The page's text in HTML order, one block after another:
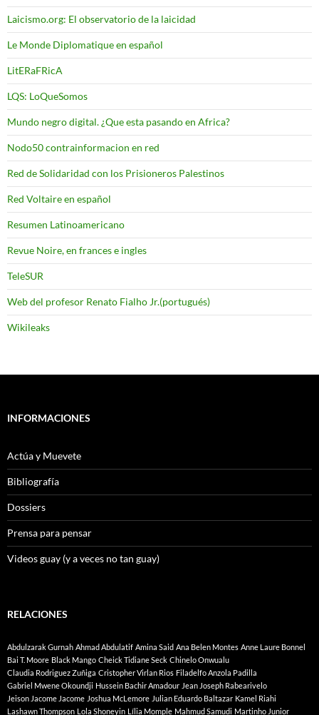
Laicismo.org: El observatorio de la laicidad
Le Monde Diplomatique en español
LitERaFRicA
LQS: LoQueSomos
Mundo negro digital. ¿Que esta pasando en Africa?
Nodo50 contrainformacion en red
Red de Solidaridad con los Prisioneros Palestinos
Red Voltaire en español
Resumen Latinoamericano
Revue Noire, en frances e ingles
TeleSUR
Web del profesor Renato Fialho Jr.(portugués)
Wikileaks
INFORMACIONES
Actúa y Muevete
Bibliografía
Dossiers
Prensa para pensar
Videos guay (y a veces no tan guay)
RELACIONES
Abdulzarak Gurnah Ahmad Abdulatif Amina Said Ana Belen Montes Anne Laure Bonnel
Bai T. Moore Black Mango Cheick Tidiane Seck Chinelo Onwualu
Claudia Rodriguez Zuñiga Cristopher Virlan Rios Filadelfo Anzola Padilla
Gabriel Mwene Okoundji Hussein Bachir Amadour Jean Joseph Rabearivelo
Jeison Jacome Jacome Joshua McLemore Julian Eduardo Baltazar Kamel Riahi
Lashawn Thompson Lola Shoneyin Lília Momple Mahmud Samudi Martinho Junior